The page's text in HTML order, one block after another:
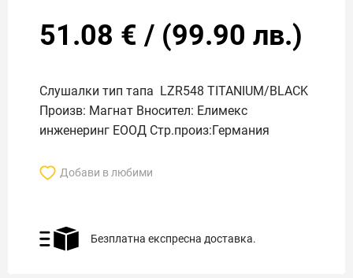
51.08 € / (99.90 лв.)
Слушалки тип тапа LZR548 TITANIUM/BLACK
Произв: Магнат Вносител: Елимекс
инженеринг ЕООД Стр.произ:Германия
Добави в любими
Безплатна експресна доставка.